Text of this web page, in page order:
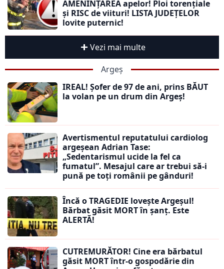
AMENINȚAREA apelor! Ploi torențiale
și RISC de viituri! LISTA JUDEȚELOR
lovite puternic!
Vezi mai multe
Argeș
IREAL! Șofer de 97 de ani, prins BĂUT
la volan pe un drum din Argeș!
Avertismentul reputatului cardiolog
argeșean Adrian Tase:
„Sedentarismul ucide la fel ca
fumatul”. Mesajul care ar trebui să-i
pună pe toți românii pe gânduri!
Încă o TRAGEDIE lovește Argeșul!
Bărbat găsit MORT în șanț. Este
ALERTĂ!
CUTREMURĂTOR! Cine era bărbatul
găsit MORT într-o gospodărie din